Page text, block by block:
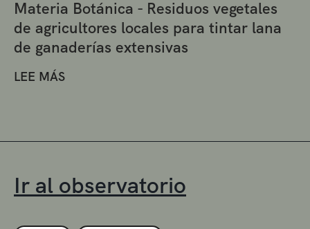
Materia Botánica - Residuos vegetales
de agricultores locales para tintar lana
de ganaderías extensivas
LEE MÁS
Ir al observatorio